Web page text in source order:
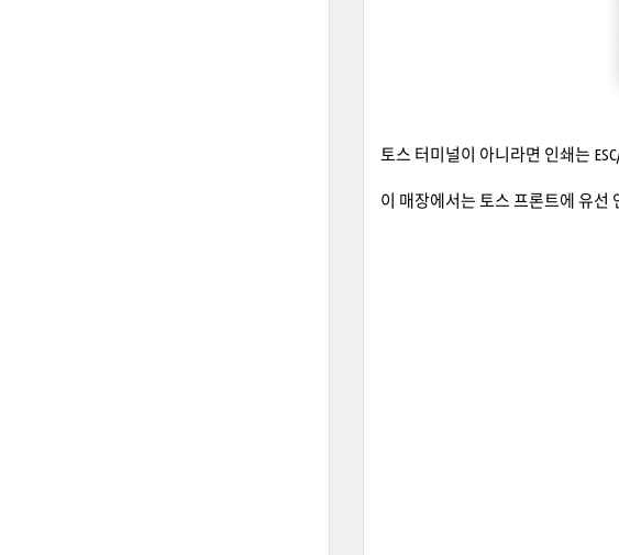
토스 터미널이 아니라면 인쇄는
이 매장에서는 토스 프론트에 유선